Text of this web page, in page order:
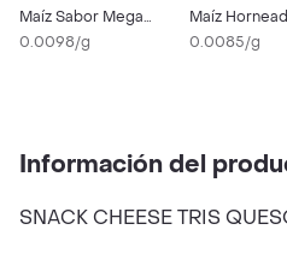
Maíz Sabor Mega
Queso
0.0098/g
Maíz
Queso
0.0085/g
Información del
SNACK CHEESE TRIS